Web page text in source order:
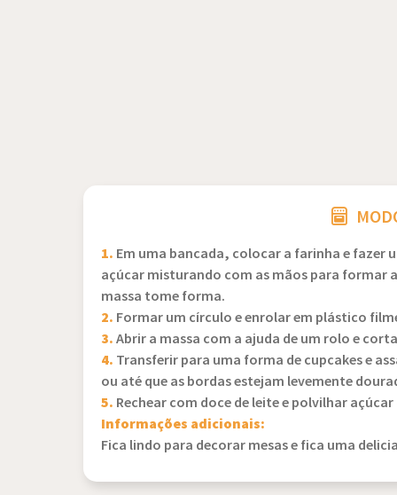
1. Em uma bancada, colocar a farinha e fazer
açúcar misturando com as mãos para formar
massa tome forma.
2. Formar um círculo e enrolar em plástico
3.Abrir a massa com a ajuda de um rolo e
4. Transferir para uma forma de cupcakes e
ou até que as bordas estejam levemente
5. Rechear com doce de leite e polvilhar
Informações adicionais:
Fica lindo para decorar mesas e fica uma delicia